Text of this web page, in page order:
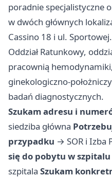
poradnie specjalistyczne
w dwóch głównych
Cassino 18 i ul.
Oddział Ratunkowy,
pracownią
ginekologiczno-
badań diagnostycznych.
Szukam adresu i
siedziba główna
przypadku → SOR i Izba
się do pobytu w szpitalu
szpitala Szukam